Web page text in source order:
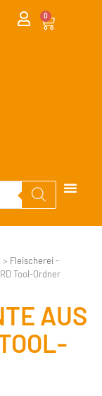
0
> Fleischerei -
Tool-Ordner
AUS